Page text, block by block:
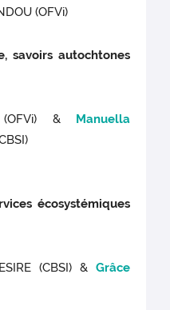
(OFVi)
savoirs autochtones
&Manuella
écosystémiques
(CBSI) &Grâce